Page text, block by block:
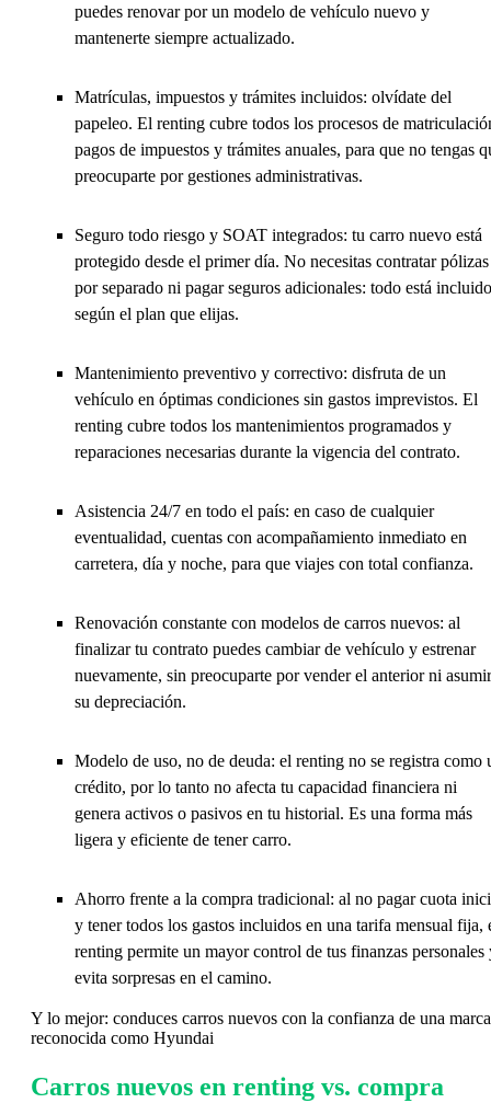
puedes renovar por un modelo de vehículo nuevo y
mantenerte siempre actualizado.
Matrículas, impuestos y trámites incluidos: olvídate del
papeleo. El renting cubre todos los procesos de
pagos de impuestos y trámites anuales, para que no tengas
preocuparte por gestiones administrativas.
Seguro todo riesgo y SOAT integrados: tu carro nuevo está
protegido desde el primer día. No necesitas contratar pólizas
por separado ni pagar seguros adicionales: todo está incluido
según el plan que elijas.
Mantenimiento preventivo y correctivo: disfruta de un
vehículo en óptimas condiciones sin gastos imprevistos. El
renting cubre todos los mantenimientos programados y
reparaciones necesarias durante la vigencia del contrato.
Asistencia 24/7 en todo el país: en caso de cualquier
eventualidad, cuentas con acompañamiento inmediato en
carretera, día y noche, para que viajes con total confianza.
Renovación constante con modelos de carros nuevos: al
finalizar tu contrato puedes cambiar de vehículo y estrenar
nuevamente, sin preocuparte por vender el anterior ni asumir
su depreciación.
Modelo de uso, no de deuda: el renting no se registra como
crédito, por lo tanto no afecta tu capacidad financiera ni
genera activos o pasivos en tu historial. Es una forma más
ligera y eficiente de tener carro.
Ahorro frente a la compra tradicional: al no pagar cuota
y tener todos los gastos incluidos en una tarifa mensual fija,
renting permite un mayor control de tus finanzas personales
evita sorpresas en el camino.
Y lo mejor: conduces carros nuevos con la confianza de una marca
reconocida como Hyundai
Carros nuevos en renting vs. compra